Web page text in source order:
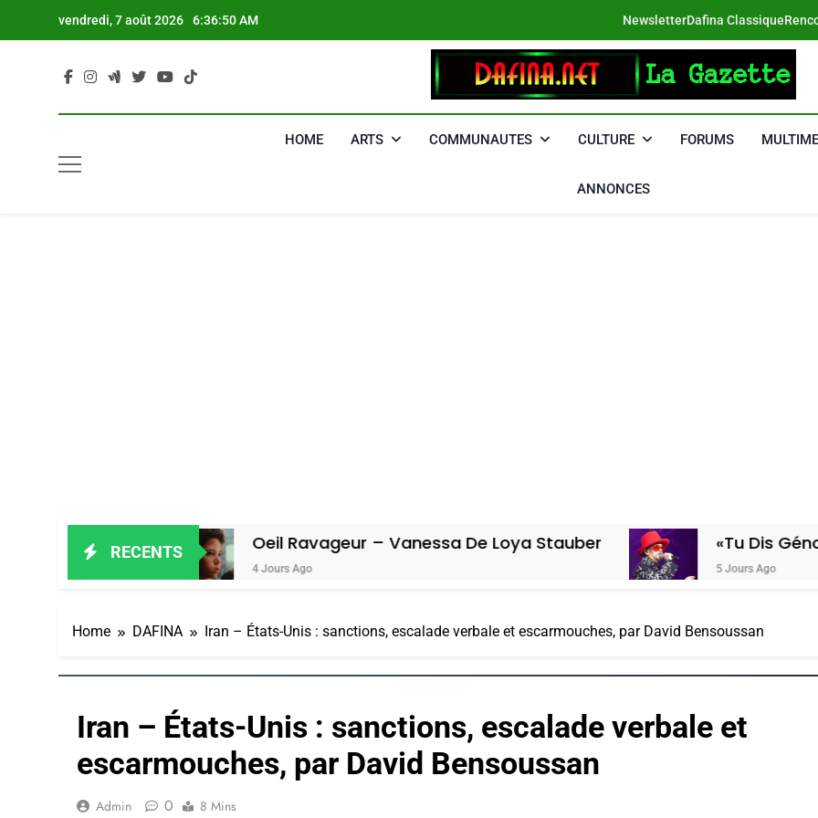
vendredi, 7 août 2026 6:36:51 AM NewsletterDafina Classique
DAFINA
HOME ARTS COMMUNAUTES CULTURE FORUMS
ANNONCES
RECENTSOeil Ravageur – Vanessa De Loya Stauber
4 Jours Ago
«Tu Dis Génocide, Je
5 Jours Ago
Home DAFINA Iran – États-Unis : sanctions, escalade verbale et escarmouches, par David Bensoussan
Iran – États-Unis : sanctions, escalade verbale et
escarmouches, par David Bensoussan
Admin 0 8 Mins